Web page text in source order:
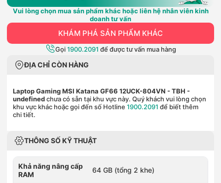
Vui lòng chọn mua sản phẩm khác hoặc liên hệ nhân viên kinh
doanh tư vấn
KHÁM PHÁ SẢN PHẨM KHÁC
Gọi1900.2091 để được tư vấn mua hàng
ĐỊA CHỈ CÒN HÀNG
Laptop Gaming MSI Katana GF66 12UCK-804VN - TBH -
undefinedchưa có sẵn tại khu vực này. Quý khách vui lòng chọn
khu vực khác hoặc gọi đến số Hotline 1900.2091 để biết thêm
chi tiết.
THÔNG SỐ KỸ THUẬT
Khả năng nâng cấp
RAM
64 GB (tổng 2 khe)